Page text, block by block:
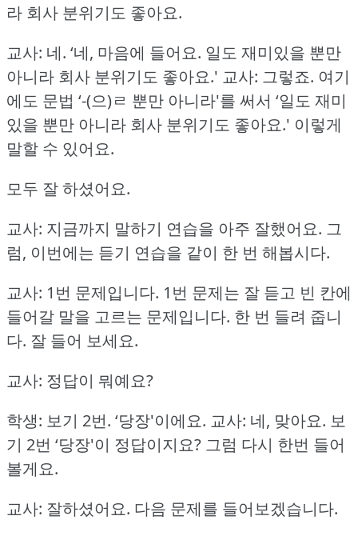
라 회사 분위기도 좋아요.
교사: 네. ‘네, 마음에 들어요. 일도 재미있을 뿐만
아니라 회사 분위기도 좋아요.' 교사: 그렇죠. 여기
에도 문법 ‘-(으)ㄹ 뿐만 아니라'를 써서 ‘일도 재미
있을 뿐만 아니라 회사 분위기도 좋아요.' 이렇게
말할 수 있어요.
모두 잘 하셨어요.
교사: 지금까지 말하기 연습을 아주 잘했어요. 그
럼, 이번에는 듣기 연습을 같이 한 번 해봅시다.
교사: 1번 문제입니다. 1번 문제는 잘 듣고 빈 칸에
들어갈 말을 고르는 문제입니다. 한 번 들려 줍니
다. 잘 들어 보세요.
교사: 정답이 뭐예요?
학생: 보기 2번. ‘당장'이에요. 교사: 네, 맞아요. 보
기 2번 ‘당장'이 정답이지요? 그럼 다시 한번 들어
볼게요.
교사: 잘하셨어요. 다음 문제를 들어보겠습니다.